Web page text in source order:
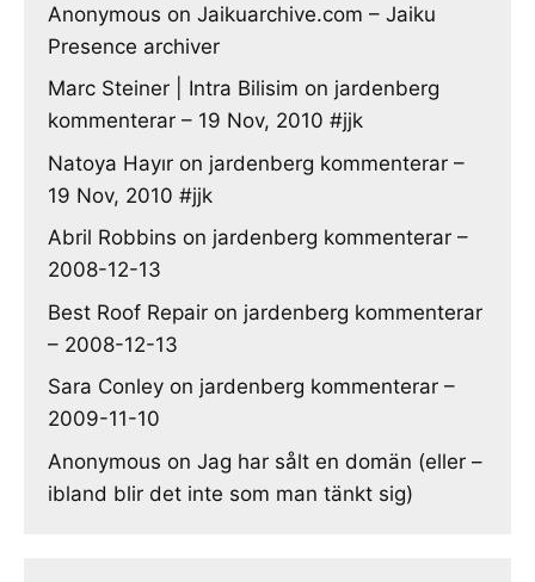
Anonymous on Jaikuarchive.com – Jaiku
Presence archiver
Marc Steiner | Intra Bilisim on jardenberg
kommenterar – 19 Nov, 2010 #jjk
Natoya Hayır on jardenberg kommenterar –
19 Nov, 2010 #jjk
Abril Robbins on jardenberg kommenterar –
2008-12-13
Best Roof Repair on jardenberg kommenterar
– 2008-12-13
Sara Conley on jardenberg kommenterar –
2009-11-10
Anonymous on Jag har sålt en domän (eller –
ibland blir det inte som man tänkt sig)